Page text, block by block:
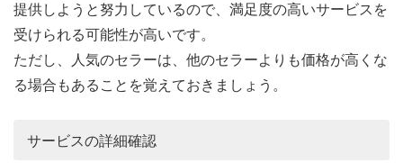
提供しようと努力しているので、満足度の高いサービスを
受けられる可能性が高いです。
ただし、人気のセラーは、他のセラーよりも価格が高くな
る場合もあることを覚えておきましょう。
サービスの詳細確認